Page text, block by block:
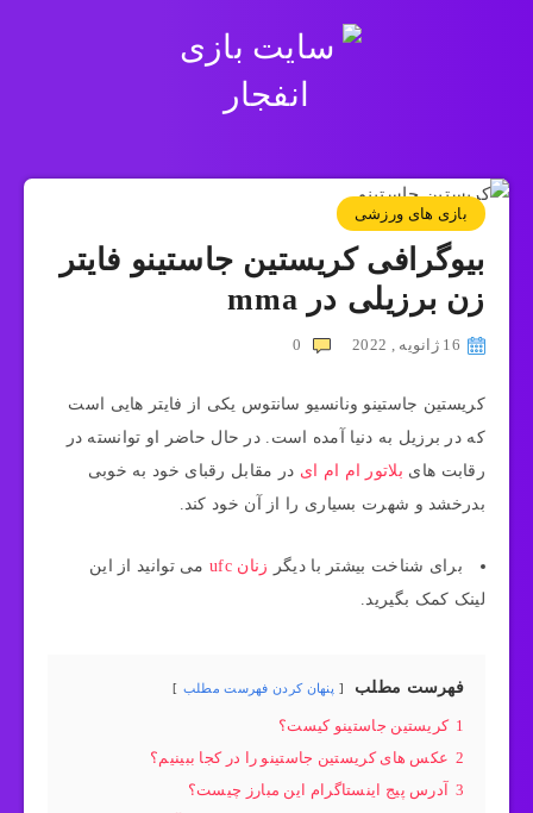
بازی های ورزشی
بیوگرافی کریستین جاستینو فایتر
زن برزیلی در mma
16 ژانویه , 2022 0
کریستین جاستینو ونانسیو سانتوس یکی از فایتر هایی است
که در برزیل به دنیا آمده است. در حال حاضر او توانسته در
رقابت های بلاتور ام ام ای در مقابل رقبای خود به خوبی
بدرخشد و شهرت بسیاری را از آن خود کند.
برای شناخت بیشتر با دیگر زنان ufc
می توانید از این
لینک کمک بگیرید.
فهرست مطلب پنهان کردن فهرست مطلب
1 کریستین جاستینو کیست؟
2 عکس های کریستین جاستینو را در کجا ببینیم؟
3
آدرس پیج اینستاگرام این مبارز چیست؟